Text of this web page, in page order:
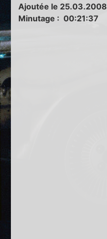
Ajoutée le 25.03.2008
Minutage : 00:21:37